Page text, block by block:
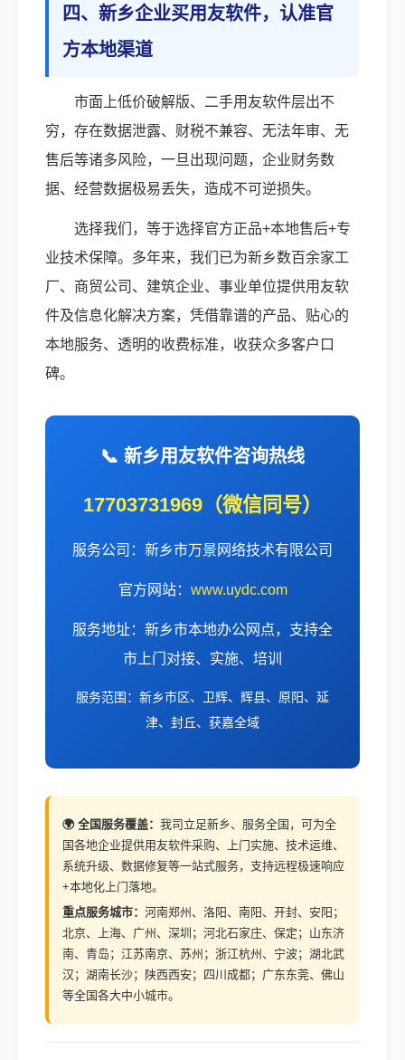
四、新乡企业买用友软件，认准官
方本地渠道
市面上低价破解版、二手用友软件层出不
穷，存在数据泄露、财税不兼容、无法年审、无
售后等诸多风险，一旦出现问题，企业财务数
据、经营数据极易丢失，造成不可逆损失。
选择我们，等于选择官方正品+本地售后+专
业技术保障。多年来，我们已为新乡数百余家工
厂、商贸公司、建筑企业、事业单位提供用友软
件及信息化解决方案，凭借靠谱的产品、贴心的
本地服务、透明的收费标准，收获众多客户口
碑。
📞 新乡用友软件咨询热线
17703731969（微信同号）
服务公司：新乡市万景网络技术有限公司
官方网站： www.uydc.com
服务地址：新乡市本地办公网点，支持全
市上门对接、实施、培训
服务范围：新乡市区、卫辉、辉县、原阳、延
津、封丘、获嘉全域
🌍 全国服务覆盖： 我司立足新乡、服务全国，可为全
国各地企业提供用友软件采购、上门实施、技术运维、
系统升级、数据修复等一站式服务，支持远程极速响应
+本地化上门落地。
重点服务城市： 河南郑州、洛阳、南阳、开封、安阳；
北京、上海、广州、深圳；河北石家庄、保定；山东济
南、青岛；江苏南京、苏州；浙江杭州、宁波；湖北武
汉；湖南长沙；陕西西安；四川成都；广东东莞、佛山
等全国各大中小城市。